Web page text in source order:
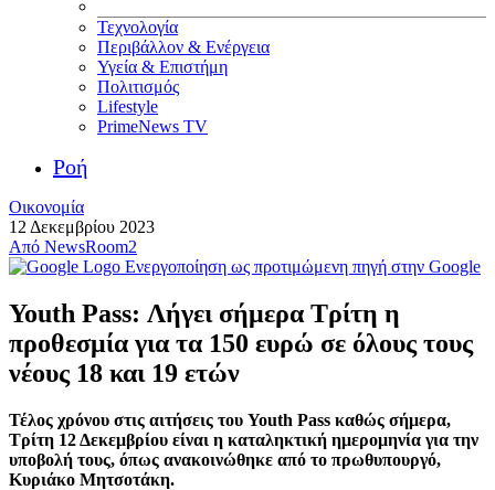
Τεχνολογία
Περιβάλλον & Ενέργεια
Υγεία & Επιστήμη
Πολιτισμός
Lifestyle
PrimeNews TV
Ροή
Οικονομία
12 Δεκεμβρίου 2023
Από NewsRoom2
Ενεργοποίηση ως προτιμώμενη πηγή στην Google
Youth Pass: Λήγει σήμερα Τρίτη η
προθεσμία για τα 150 ευρώ σε όλους τους
νέους 18 και 19 ετών
Τέλος χρόνου στις αιτήσεις του Youth Pass καθώς σήμερα,
Τρίτη 12 Δεκεμβρίου είναι η καταληκτική ημερομηνία για την
υποβολή τους, όπως ανακοινώθηκε από το πρωθυπουργό,
Κυριάκο Μητσοτάκη.